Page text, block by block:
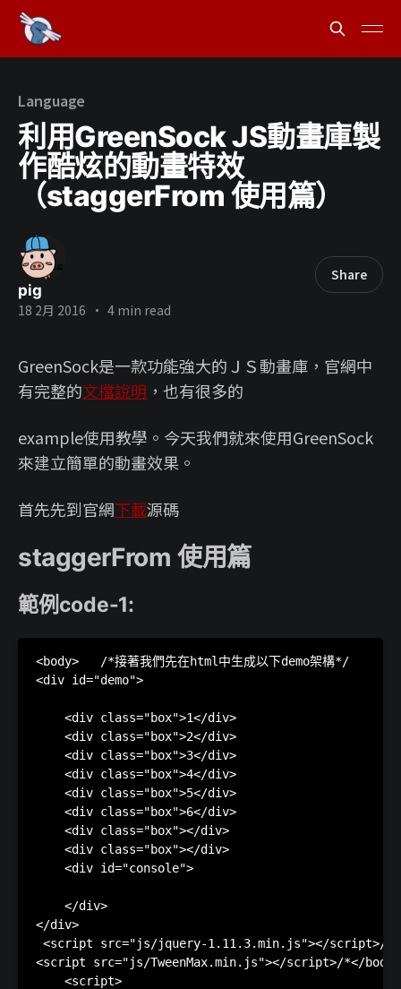
Language
利用GreenSock JS動畫庫製
作酷炫的動畫特效
（staggerFrom 使用篇）
pig
18 2月 2016 • 4 min read
Share
GreenSock是一款功能強大的ＪＳ動畫庫，官網中
有完整的文檔說明 ，也有很多的
example使用教學。今天我們就來使用GreenSock
來建立簡單的動畫效果。
首先先到官網下載源碼
staggerFrom 使用篇
範例code-1:
<body>   /*接著我們先在html中生成以下demo架構*/
<div id="demo">
    <div class="box">1</div>
    <div class="box">2</div>
    <div class="box">3</div>
    <div class="box">4</div>
    <div class="box">5</div>
    <div class="box">6</div>
    <div class="box"></div>
    <div class="box"></div>
    <div id="console">
    </div>
</div>
<script src="js/jquery-1.11.3.min.js"></script>/*</
<script src="js/TweenMax.min.js"></script>/*</body>
    <script>